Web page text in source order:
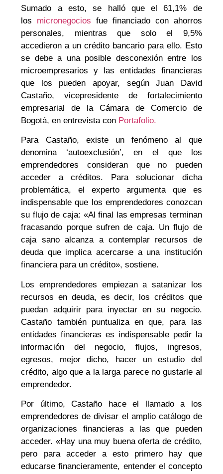
Sumado a esto, se halló que el 61,1% de
los micronegocios fue financiado con ahorros
personales, mientras que solo el 9,5%
accedieron a un crédito bancario para ello. Esto
se debe a una posible desconexión entre los
microempresarios y las entidades financieras
que los pueden apoyar, según Juan David
Castaño, vicepresidente de fortalecimiento
empresarial de la Cámara de Comercio de
Bogotá, en entrevista con Portafolio.
Para Castaño, existe un fenómeno al que
denomina ‘autoexclusión’, en el que los
emprendedores consideran que no pueden
acceder a créditos. Para solucionar dicha
problemática, el experto argumenta que es
indispensable que los emprendedores conozcan
su flujo de caja: «Al final las empresas terminan
fracasando porque sufren de caja. Un flujo de
caja sano alcanza a contemplar recursos de
deuda que implica acercarse a una institución
financiera para un crédito», sostiene.
Los emprendedores empiezan a satanizar los
recursos en deuda, es decir, los créditos que
puedan adquirir para inyectar en su negocio.
Castaño también puntualiza en que, para las
entidades financieras es indispensable pedir la
información del negocio, flujos, ingresos,
egresos, mejor dicho, hacer un estudio del
crédito, algo que a la larga parece no gustarle al
emprendedor.
Por último, Castaño hace el llamado a los
emprendedores de divisar el amplio catálogo de
organizaciones financieras a las que pueden
acceder. «Hay una muy buena oferta de crédito,
pero para acceder a esto primero hay que
educarse financieramente, entender el concepto